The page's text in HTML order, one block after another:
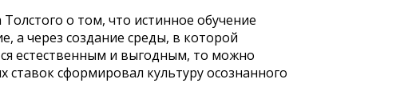
о том, что истинное обучение
а через создание среды, в которой
естественным и выгодным, то можно
ставок сформировал культуру осознанного